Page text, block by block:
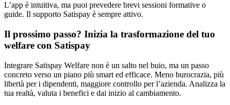
L’app è intuitiva, ma puoi prevedere brevi sessioni formative o
guide. Il supporto Satispay è sempre attivo.
Il prossimo passo? Inizia la trasformazione del tuo
welfare con Satispay
Integrare Satispay Welfare non è un salto nel buio, ma un passo
concreto verso un piano più smart ed efficace. Meno burocrazia, più
libertà per i dipendenti, maggiore controllo per l’azienda. Analizza la
tua realtà, valuta i benefici e dai inizio al cambiamento.